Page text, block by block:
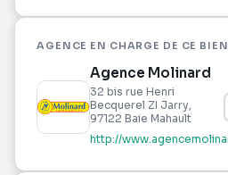
AGENCE EN CHARGE DE CE BIEN
Agence Molinard
32 bis rue Henri
Becquerel ZI Jarry,
97122 Baie Mahault
http://